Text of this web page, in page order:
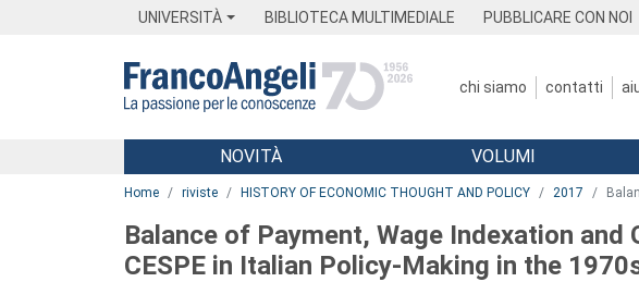
UNIVERSITÀ BIBLIOTECA MULTIMEDIALE PUBBLICARE CON NOI
chi siamo contatti
Menu
NOVITÀ VOLUMI
Home riviste HISTORY OF ECONOMIC THOUGHT AND POLICY 2017
Balance of Payment, Wage Indexation and
CESPE in Italian Policy-Making in the